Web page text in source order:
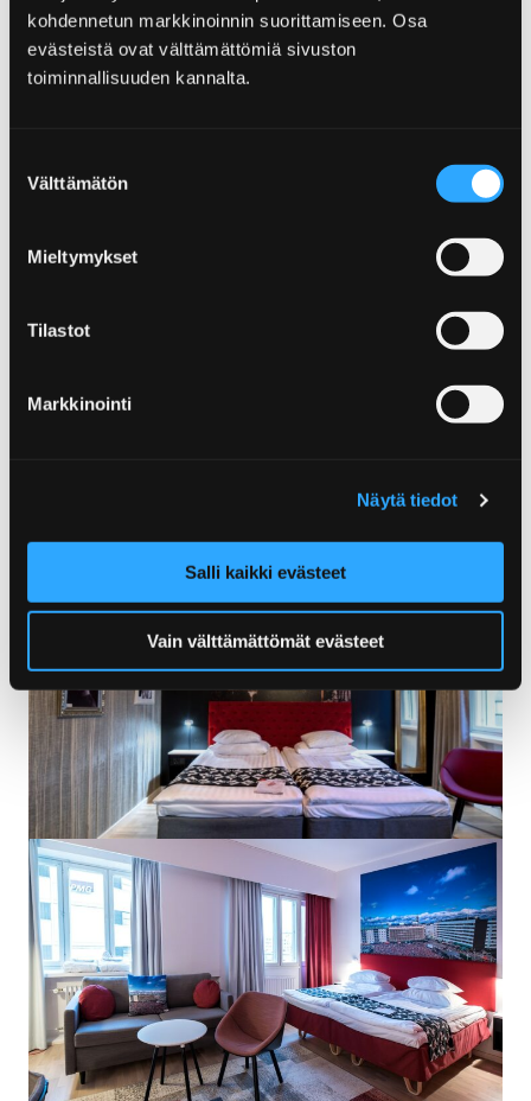
kohdennetun markkinoinnin suorittamiseen. Osa
evästeistä ovat välttämättömiä sivuston
toiminnallisuuden kannalta.
valinta
Välttämätön
Mieltymykset
Tilastot
Markkinointi
Näytä tiedot
Salli kaikki evästeet
Vain välttämättömät evästeet